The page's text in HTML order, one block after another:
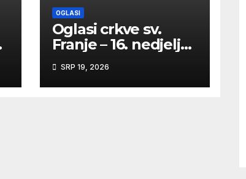
OGLASI
Oglasi crkve sv.
Franje – 16. nedjelja
kroz godinu
SRP 19, 2026